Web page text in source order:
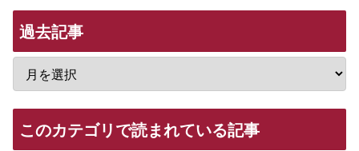
過去記事
このカテゴリで読まれている記事